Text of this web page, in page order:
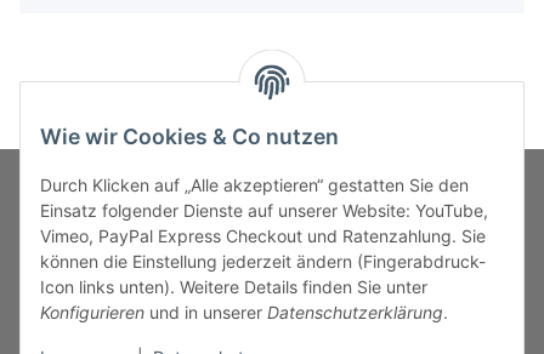
MARKENWELT
SERVICE
Wie wir Cookies & Co nutzen
Durch Klicken auf „Alle akzeptieren“ gestatten Sie den
Einsatz folgender Dienste auf unserer Website: YouTube,
Vimeo, PayPal Express Checkout und Ratenzahlung. Sie
können die Einstellung jederzeit ändern (Fingerabdruck-
Icon links unten). Weitere Details finden Sie unter
Konfigurieren und in unserer Datenschutzerklärung.